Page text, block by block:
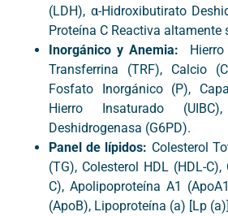
(LDH), α-Hidroxibutirato
Proteína C Reactiva altamente
Inorgánico y Anemia:
Transferrina (TRF), Calcio
Fosfato Inorgánico (P),
Hierro Insaturado (UIBC),
Deshidrogenasa (G6PD).
Panel de lípidos: Colesterol
(TG), Colesterol HDL (HDL-
C), Apolipoproteína A1
(ApoB), Lipoproteína (a) [Lp